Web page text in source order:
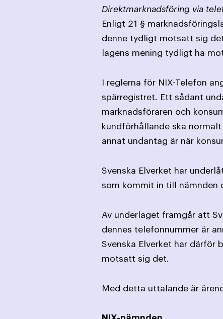
Direktmarknadsföring via
Enligt 21 §
denne tydligt motsatt sig
lagens mening tydligt ha
I reglerna för NIX-Telefon
spärregistret. Ett sådant
marknads­föraren och
kund­förhållande ska
annat undantag är när
Svenska Elverket har
som kommit in till nämnden
Av underlaget framgår att
dennes telefonnummer är
Svenska Elverket har därför
motsatt sig det.
Med detta uttalande är